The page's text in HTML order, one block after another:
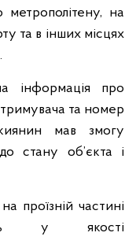
метрополітену, на
та в інших місцях
інформація про
та номер
мав змогу
стану об’єкта і
проїзній частині
у якості